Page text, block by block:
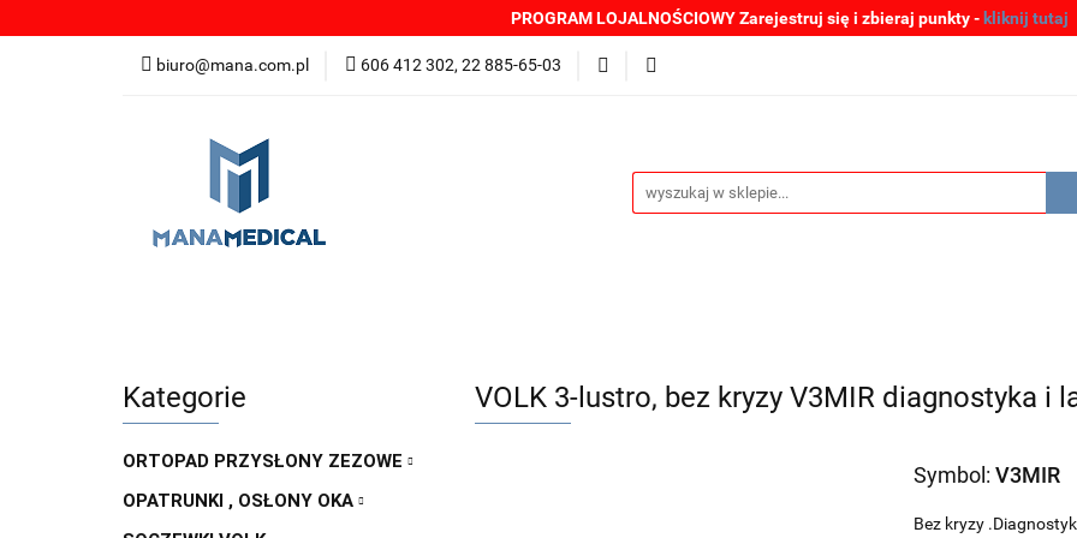
PROGRAM LOJALNOŚCIOWY Zarejestruj się i zbieraj punkty -kliknij tutaj
biuro@mana.com.pl 606 412 302, 22 885-65-03
NOWOŚCI PROMOCJE BESTSELLERY WYPRZEDAŻE PLIKI DO
Kategorie
ORTOPAD PRZYSŁONY ZEZOWE
OPATRUNKI , OSŁONY OKA
VOLK 3-lustro, bez kryzy V3MIR diagnostyka i
Symbol:V3MIR
Bez kryzy